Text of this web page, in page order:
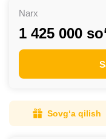
Narx
1 425 000
Sovg‘a qilish